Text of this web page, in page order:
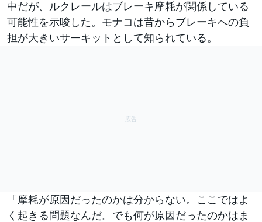
中だが、ルクレールはブレーキ摩耗が関係している
可能性を示唆した。モナコは昔からブレーキへの負
担が大きいサーキットとして知られている。
「摩耗が原因だったのかは分からない。ここではよ
く起きる問題なんだ。でも何が原因だったのかはま